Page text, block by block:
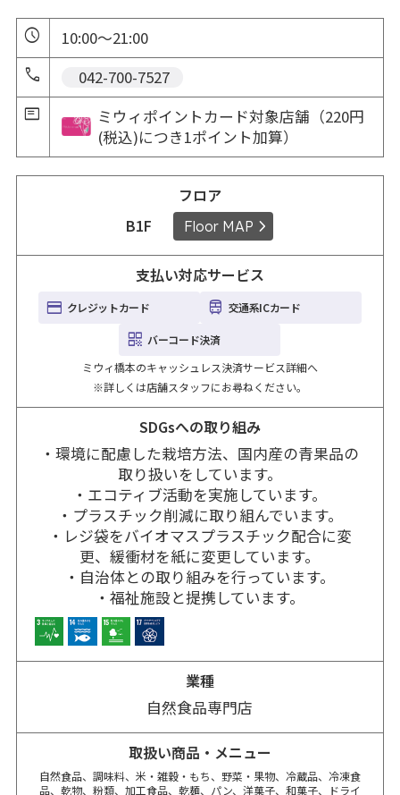
10:00～21:00
042-700-7527
ミウィポイントカード対象店舗（220円
(税込)につき1ポイント加算）
フロア
B1F Floor MAP
支払い対応サービス
クレジットカード 交通系ICカード
バーコード決済
ミウィ橋本のキャッシュレス決済サービス詳細へ
※詳しくは店舗スタッフにお尋ねください。
SDGsへの取り組み
・環境に配慮した栽培方法、国内産の青果品の
取り扱いをしています。
・エコティブ活動を実施しています。
・プラスチック削減に取り組んでいます。
・レジ袋をバイオマスプラスチック配合に変
更、緩衝材を紙に変更しています。
・自治体との取り組みを行っています。
・福祉施設と提携しています。
業種
自然食品専門店
取扱い商品・メニュー
自然食品、調味料、米・雑穀・もち、野菜・果物、冷蔵品、冷凍食
品、乾物、粉類、加工食品、乾麺、パン、洋菓子、和菓子、ドライ